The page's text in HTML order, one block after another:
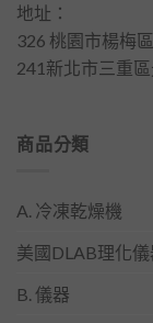
地址：
326 桃園市楊梅
241新北市三重
商品分類
A. 冷凍乾燥機
美國DLAB理化儀
B. 儀器